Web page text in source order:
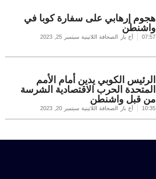
هجوم إرهابي على سفارة كوبا في
واشنطن
07:57 أخ بار الصحافة اللاتينية سبتمبر 25, 2023
الرئيس الكوبي يدين أمام الأمم
المتحدة الحرب الاقتصادية الشرسة
من قبل واشنطن
10:35 أخ بار الصحافة اللاتينية سبتمبر 20, 2023